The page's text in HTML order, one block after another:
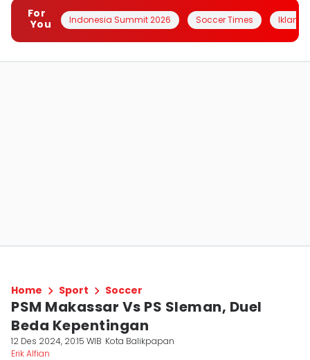
For
You
Indonesia Summit 2026 Soccer Times Iklanin
Home Sport Soccer
PSM Makassar Vs PS Sleman, Duel
Beda Kepentingan
12 Des 2024, 20:15 WIB Kota Balikpapan
Erik Alfian